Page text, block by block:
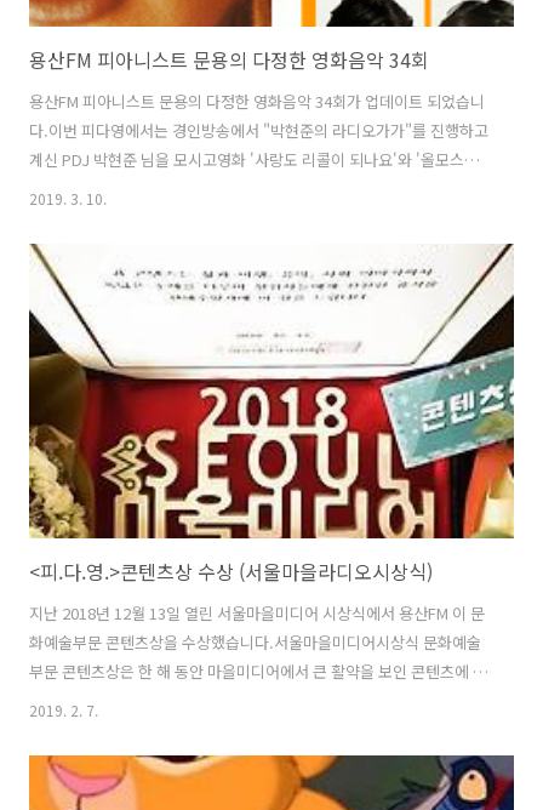
용산FM 피아니스트 문용의 다정한 영화음악 34회
용산FM 피아니스트 문용의 다정한 영화음악 34회가 업데이트 되었습니
다.이번 피다영에서는 경인방송에서 "박현준의 라디오가가"를 진행하고
계신 PDJ 박현준 님을 모시고영화 '사랑도 리콜이 되나요'와 '올모스트
페이머스'를 중심으로 영화와 영화음악 이야기를 나누었습니다. 그럼 용
댓글과 좋아요는 커다란 힘이 됩니다 :) [팟티]1부
https://www.podty.me/episode/142299452부
https://www.podty.me/episode/14229946 [팟빵]1부
http://www.podbbang.com/ch/7604?e=22808708 2부
http://www.podbbang.com/ch/7604?e=22808709
2019. 3. 10.
<피.다.영.>콘텐츠상 수상 (서울마을라디오시상식)
지난 2018년 12월 13일 열린 서울마을미디어 시상식에서 용산FM 이 문
화예술부문 콘텐츠상을 수상했습니다.서울마을미디어시상식 문화예술
부문 콘텐츠상은 한 해 동안 마을미디어에서 큰 활약을 보인 콘텐츠에 대
해 서울마을미디어지원센터에서 시상하는 상입니다.시상식 당일 만게님
만, 직접 수상하는 것이 의미가 있을 듯 하여 저만 참석을 했습니다. 수상
자들이 인터뷰를 영상으로 남겼는데, 기침을 참느라 정작 무슨 말을 했는
2019. 2. 7.